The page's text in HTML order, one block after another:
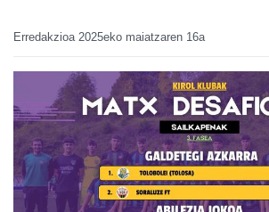
Erredakzioa 2025eko maiatzaren 16a